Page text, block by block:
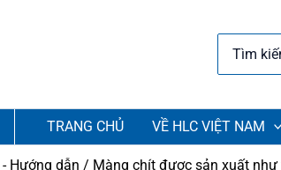
for:
TRANG CHỦ VỀ HLC VIỆT NAM
- Hướng dẫn / Màng chít được sản xuất như